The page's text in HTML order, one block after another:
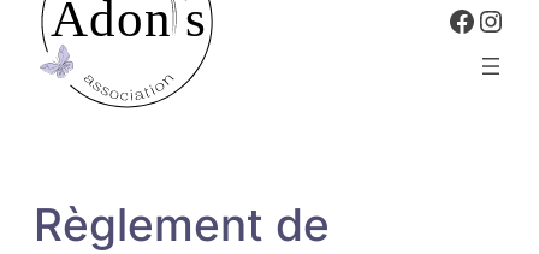
Règlement de